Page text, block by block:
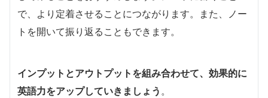
で、より定着させることにつながります。また、ノー
トを開いて振り返ることもできます。
インプットとアウトプットを組み合わせて、効果的に
英語力をアップしていきましょう 。